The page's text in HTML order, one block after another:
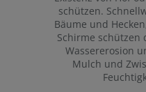
schützen.
Bäume und
Schirme schützen
Wassererosion
Mulch und